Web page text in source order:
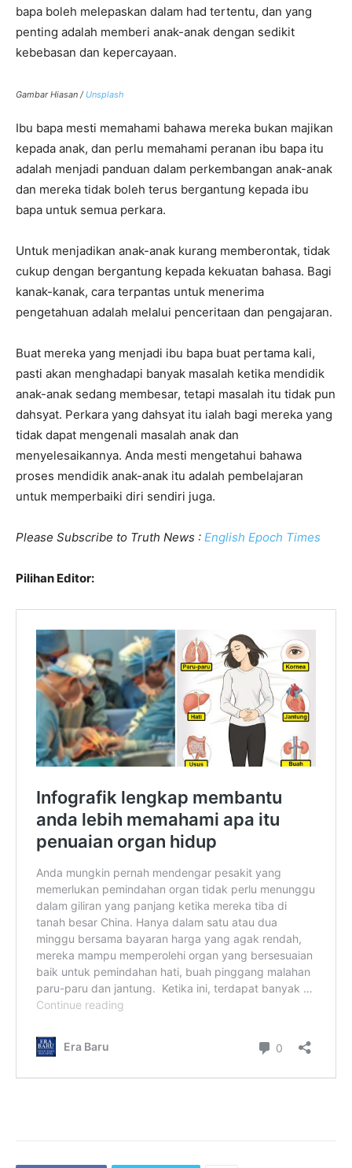
bapa boleh melepaskan dalam had tertentu, dan yang
penting adalah memberi anak-anak dengan sedikit
kebebasan dan kepercayaan.
Gambar Hiasan / Unsplash
Ibu bapa mesti memahami bahawa mereka bukan majikan
kepada anak, dan perlu memahami peranan ibu bapa itu
adalah menjadi panduan dalam perkembangan anak-anak
dan mereka tidak boleh terus bergantung kepada ibu
bapa untuk semua perkara.
Untuk menjadikan anak-anak kurang memberontak, tidak
cukup dengan bergantung kepada kekuatan bahasa. Bagi
kanak-kanak, cara terpantas untuk menerima
pengetahuan adalah melalui penceritaan dan pengajaran.
Buat mereka yang menjadi ibu bapa buat pertama kali,
pasti akan menghadapi banyak masalah ketika mendidik
anak-anak sedang membesar, tetapi masalah itu tidak pun
dahsyat. Perkara yang dahsyat itu ialah bagi mereka yang
tidak dapat mengenali masalah anak dan
menyelesaikannya. Anda mesti mengetahui bahawa
proses mendidik anak-anak itu adalah pembelajaran
untuk memperbaiki diri sendiri juga.
Please Subscribe to Truth News : English Epoch Times
Pilihan Editor: